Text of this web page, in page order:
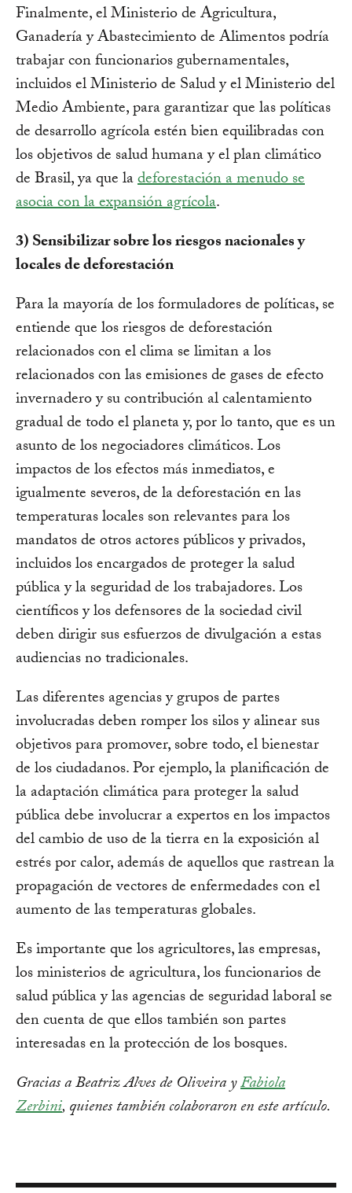
Finalmente, el Ministerio de Agricultura,
Ganadería y Abastecimiento de Alimentos podría
trabajar con funcionarios gubernamentales,
incluidos el Ministerio de Salud y el Ministerio del
Medio Ambiente, para garantizar que las políticas
de desarrollo agrícola estén bien equilibradas con
los objetivos de salud humana y el plan climático
de Brasil, ya que ladeforestación a menudo se
asocia con la expansión agrícola.
3) Sensibilizar sobre los riesgos nacionales y
locales de deforestación
Para la mayoría de los formuladores de políticas, se
entiende que los riesgos de deforestación
relacionados con el clima se limitan a los
relacionados con las emisiones de gases de efecto
invernadero y su contribución al calentamiento
gradual de todo el planeta y, por lo tanto, que es un
asunto de los negociadores climáticos. Los
impactos de los efectos más inmediatos, e
igualmente severos, de la deforestación en las
temperaturas locales son relevantes para los
mandatos de otros actores públicos y privados,
incluidos los encargados de proteger la salud
pública y la seguridad de los trabajadores. Los
científicos y los defensores de la sociedad civil
deben dirigir sus esfuerzos de divulgación a estas
audiencias no tradicionales.
Las diferentes agencias y grupos de partes
involucradas deben romper los silos y alinear sus
objetivos para promover, sobre todo, el bienestar
de los ciudadanos. Por ejemplo, la planificación de
la adaptación climática para proteger la salud
pública debe involucrar a expertos en los impactos
del cambio de uso de la tierra en la exposición al
estrés por calor, además de aquellos que rastrean la
propagación de vectores de enfermedades con el
aumento de las temperaturas globales.
Es importante que los agricultores, las empresas,
los ministerios de agricultura, los funcionarios de
salud pública y las agencias de seguridad laboral se
den cuenta de que ellos también son partes
interesadas en la protección de los bosques.
Gracias a Beatriz Alves de Oliveira yFabiola
Zerbini, quienes también colaboraron en este artículo.